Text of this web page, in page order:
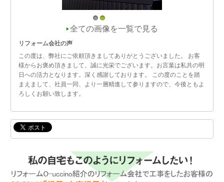
1 2
全ての画像を一覧で見る
リフォーム会社の声
この度は、弊社にご依頼頂きましてありがとうございました。 お客
様からお褒め頂きまして、誠に光栄でございます。お言葉は私共の明
日への活力となります。深く感謝しております。 この度のことを踏
まえまして、社員一同、より一層精進して参りますので、今後ともよ
ろしくお願い致します。